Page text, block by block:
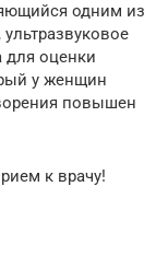
одним из
для оценки
у женщин
повышен
к врачу!